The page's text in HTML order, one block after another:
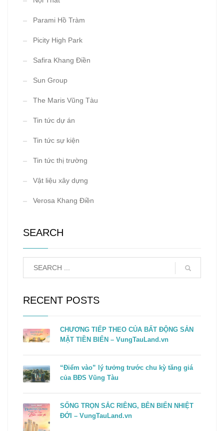
Parami Hồ Tràm
Picity High Park
Safira Khang Điền
Sun Group
The Maris Vũng Tàu
Tin tức dự án
Tin tức sự kiện
Tin tức thị trường
Vật liệu xây dựng
Verosa Khang Điền
SEARCH
RECENT POSTS
CHƯƠNG TIẾP THEO CỦA BẤT ĐỘNG SẢN
MẶT TIỀN BIỂN – VungTauLand.vn
“Điểm vào” lý tưởng trước chu kỳ tăng giá
của BĐS Vũng Tàu
SỐNG TRỌN SẮC RIÊNG, BÊN BIỂN NHIỆT
ĐỚI – VungTauLand.vn